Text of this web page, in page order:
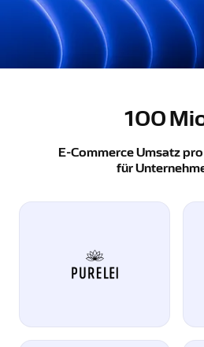
100
E-Commerce Umsatz
für